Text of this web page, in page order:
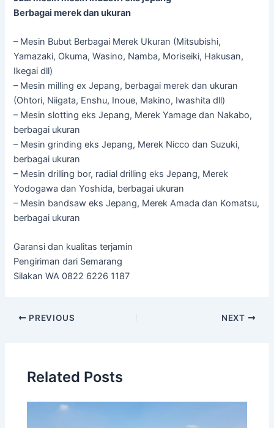
Berbagai merek dan ukuran
– Mesin Bubut Berbagai Merek Ukuran (Mitsubishi,
Yamazaki, Okuma, Wasino, Namba, Moriseiki, Hakusan,
Ikegai dll)
– Mesin milling ex Jepang, berbagai merek dan ukuran
(Ohtori, Niigata, Enshu, Inoue, Makino, Iwashita dll)
– Mesin slotting eks Jepang, Merek Yamage dan Nakabo,
berbagai ukuran
– Mesin grinding eks Jepang, Merek Nicco dan Suzuki,
berbagai ukuran
– Mesin drilling bor, radial drilling eks Jepang, Merek
Yodogawa dan Yoshida, berbagai ukuran
– Mesin bandsaw eks Jepang, Merek Amada dan Komatsu,
berbagai ukuran
Garansi dan kualitas terjamin
Pengiriman dari Semarang
Silakan WA 0822 6226 1187
Post
PREVIOUS NEXT
Related Posts